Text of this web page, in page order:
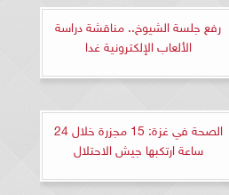
رفع جلسة الشيوخ.. مناقشة دراسة
الألعاب الإلكترونية غدا
الصحة في غزة: 15 مجزرة خلال 24
ساعة ارتكبها جيش الاحتلال